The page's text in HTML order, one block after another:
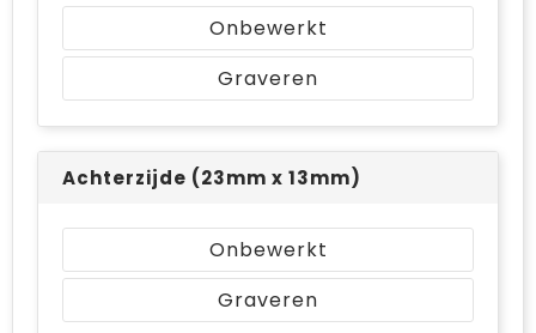
Onbewerkt
Graveren
Achterzijde (23mm x 13mm)
Onbewerkt
Graveren